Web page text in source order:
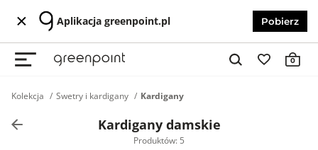
Aplikacja greenpoint.pl Pobierz
0
Kolekcja Swetry i kardigany Kardigany
Kardigany damskie
Produktów: 5